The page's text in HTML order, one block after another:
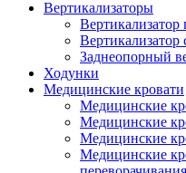
Вертикализаторы
Вертикализатор
Заднеопорный
Ходунки
Медицинские кровати
Медицинские
Медицинские
Медицинские
Медицинские